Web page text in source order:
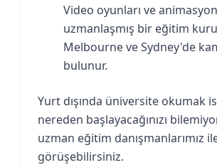
Video oyunları ve
uzmanlaşmış bir eğitim
Melbourne ve Sydney'de
bulunur.
Yurt dışında üniversite okumak
nereden başlayacağınızı
uzman eğitim danışmanlarımız
görüşebilirsiniz.